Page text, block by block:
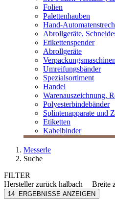
Folien
Palettenhauben
Hand-
Abrollgeräte,
Etikettenspender
Abrollgeräte
Umreifungsbänder
Spezialsortiment
Handel
Warenauszeichnung,
Polyesterbindebänder
Splintenapparate und
Etiketten
Kabelbinder
Messerle
Suche
FILTER
Herstellerzurück halbach
Halbach
Breite
14
ERGEBNISSE ANZEIGEN